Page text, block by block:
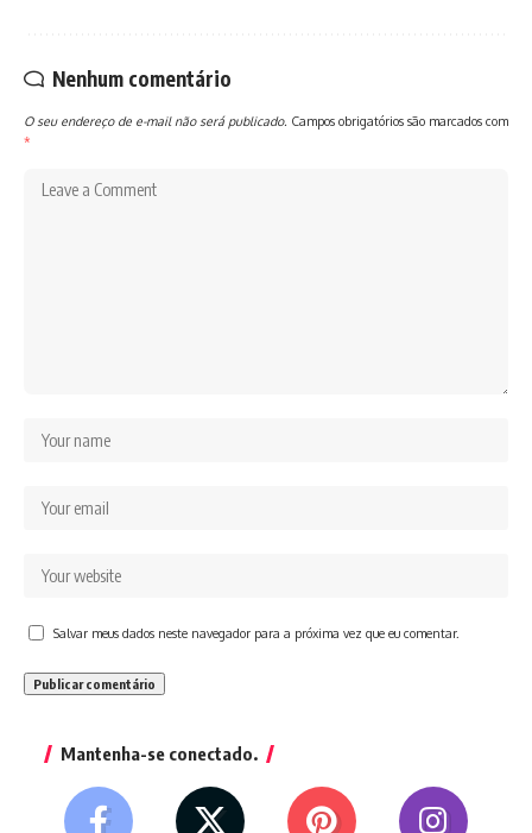
Nenhum comentário
O seu endereço de e-mail não será publicado. Campos obrigatórios são marcados com
*
Salvar meus dados neste navegador para a próxima vez que eu comentar.
Mantenha-se conectado.